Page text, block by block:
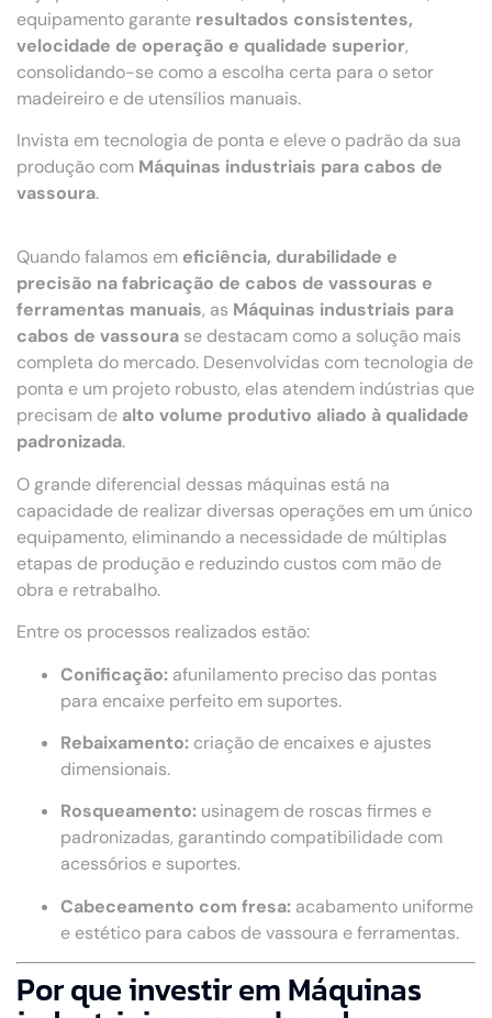
equipamento garante resultados consistentes,
velocidade de operação e qualidade superior,
consolidando-se como a escolha certa para o setor
madeireiro e de utensílios manuais.
Invista em tecnologia de ponta e eleve o padrão da sua
produção com Máquinas industriais para cabos de
vassoura.
Quando falamos em eficiência, durabilidade e
precisão na fabricação de cabos de vassouras e
ferramentas manuais, as Máquinas industriais para
cabos de vassoura se destacam como a solução mais
completa do mercado. Desenvolvidas com tecnologia de
ponta e um projeto robusto, elas atendem indústrias que
precisam de alto volume produtivo aliado à qualidade
padronizada.
O grande diferencial dessas máquinas está na
capacidade de realizar diversas operações em um único
equipamento, eliminando a necessidade de múltiplas
etapas de produção e reduzindo custos com mão de
obra e retrabalho.
Entre os processos realizados estão:
Conificação: afunilamento preciso das pontas
para encaixe perfeito em suportes.
Rebaixamento: criação de encaixes e ajustes
dimensionais.
Rosqueamento: usinagem de roscas firmes e
padronizadas, garantindo compatibilidade com
acessórios e suportes.
Cabeceamento com fresa: acabamento uniforme
e estético para cabos de vassoura e ferramentas.
Por que investir em Máquinas